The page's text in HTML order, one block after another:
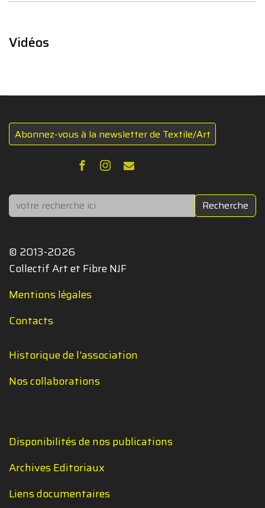
Vidéos
Abonnez-vous à la newsletter de Textile/Art
Rechercher Recherche
© 2013-2026
Collectif Art et Fibre NJF
Mentions légales
Contacts
Historique de l'association
Nos collaborations
Disponibilités de nos publications
Archives Editoriaux
Liens documentaires